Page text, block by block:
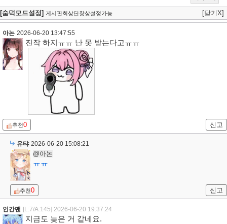
[숨덕모드설정] 게시판최상단항상설정가능 [닫기X]
아논 2026-06-20 13:47:55
진작 하지ㅠㅠ 난 못 받는다고ㅠㅠ
추천0 신고
유탸 2026-06-20 15:08:21
@아논
ㅠㅠ
추천0 신고
인간맨 [L:7/A:145] 2026-06-20 19:37:24
지금도 늦은 거 같네요.